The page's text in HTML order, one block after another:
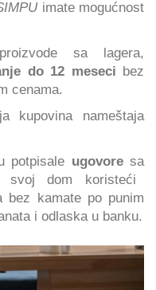
imate mogućnost
sa lagera,
do 12 meseci bez
cenama.
kupovina nameštaja
potpisale ugovoresa
dom koristeći
bez kamate po punim
i odlaska u banku.